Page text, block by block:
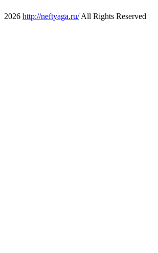
2026 http://neftyaga.ru/All Rights Reserved